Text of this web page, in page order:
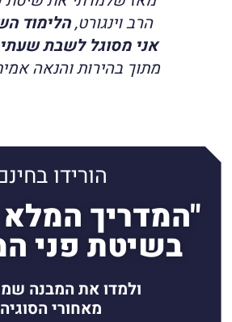
הרב וינגורט,הלימוד
אני מסוגל לשבת
מתוך בהירות והנאה
"המדריך המלא
בשיטת פני
ולמדו את המבנה
מאחורי הסוגיה